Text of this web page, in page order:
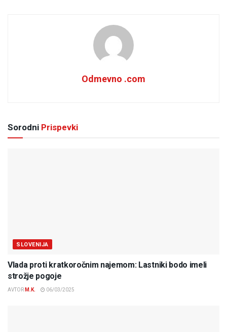
Odmevno .com
Sorodni Prispevki
SLOVENIJA
Vlada proti kratkoročnim najemom: Lastniki bodo imeli
strožje pogoje
AVTOR M.K. 06/03/2025